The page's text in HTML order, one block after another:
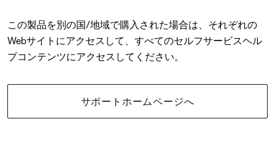
この製品を別の国/地域で購入された場合は、それぞれの
Webサイトにアクセスして、すべてのセルフサービスヘル
プコンテンツにアクセスしてください。
サポートホームページへ